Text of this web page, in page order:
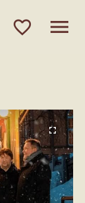
favorite_outlinedmenu
fullscreen